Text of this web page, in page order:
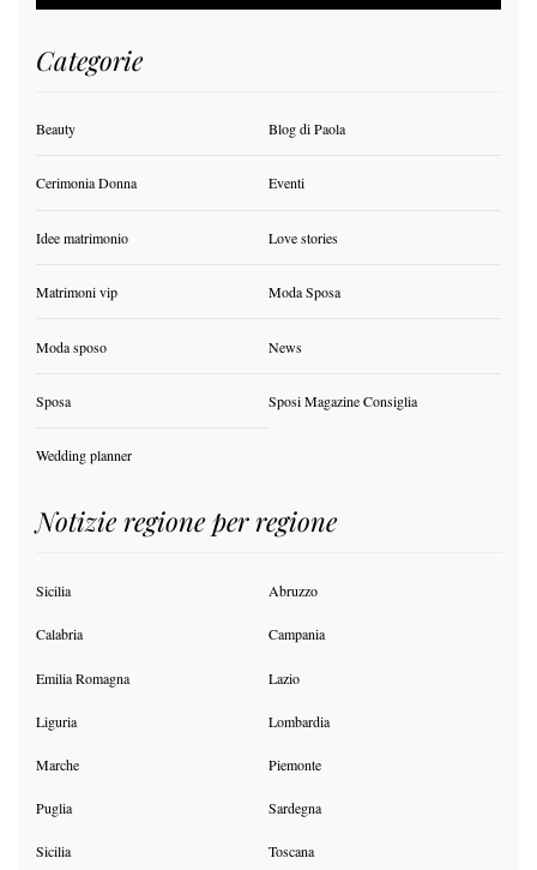
Categorie
Beauty Blog di Paola
Cerimonia Donna Eventi
Idee matrimonio Love stories
Matrimoni vip Moda Sposa
Moda sposo News
Sposa Sposi Magazine Consiglia
Wedding planner
Notizie regione per regione
Sicilia Abruzzo
Calabria Campania
Emilia Romagna Lazio
Liguria Lombardia
Marche Piemonte
Puglia Sardegna
Sicilia Toscana